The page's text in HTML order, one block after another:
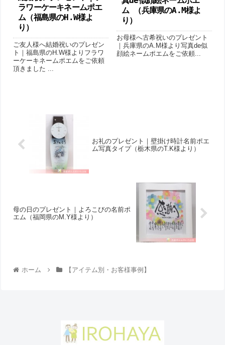
ラワーケーキネームポエ
ム（福島県のH.W様よ
り ）
ご友人様へ結婚祝いのプレゼン
ト｜福島県のH.W様よりフラワ
ーケーキネームポエムをご依頼
頂きました ...
ム （兵庫県のA.M様よ
り）
お母様へ古希祝いのプレゼント
｜兵庫県のA.M様より写真de似
顔絵ネームポエムをご依頼...
お礼のプレゼント｜壁掛け時計名前ポエ
ム写真タイプ（栃木県のT.K様より ）
母の日のプレゼント｜よろこびの名前ポ
エム（福岡県のM.Y様より）
ホーム 【アイテム別・お客様事例】